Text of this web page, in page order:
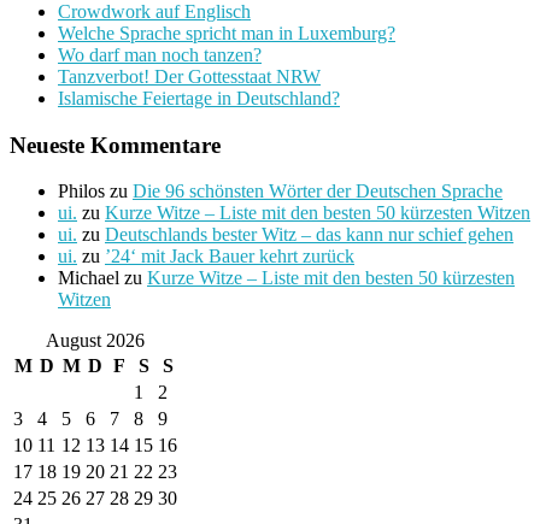
Crowdwork auf Englisch
Welche Sprache spricht man in Luxemburg?
Wo darf man noch tanzen?
Tanzverbot! Der Gottesstaat NRW
Islamische Feiertage in Deutschland?
Neueste Kommentare
Philos zu Die 96 schönsten Wörter der Deutschen Sprache
ui. zu Kurze Witze – Liste mit den besten 50 kürzesten Witzen
ui. zu Deutschlands bester Witz – das kann nur schief gehen
ui. zu ’24‘ mit Jack Bauer kehrt zurück
Michael zu Kurze Witze – Liste mit den besten 50 kürzesten
Witzen
August 2026
M D M D F S
S
1
2
3
4 5 6 7 8
9
10 11 12 13 14 15 16
17 18 19 20 21 22 23
24 25 26 27 28 29 30